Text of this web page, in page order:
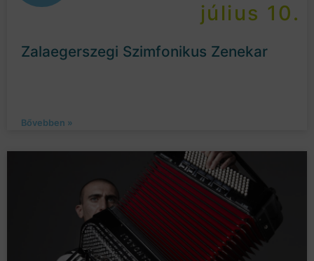
július 10.
Zalaegerszegi Szimfonikus Zenekar
Bővebben »